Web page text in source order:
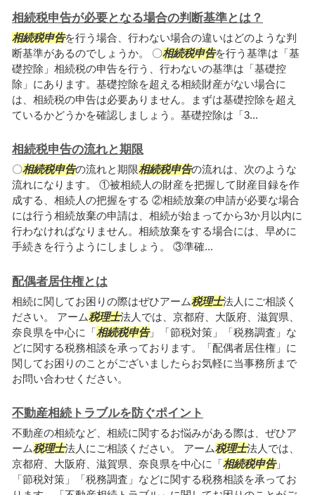
相続税申告が必要となる場合の判断基準とは？
相続税申告を行う場合、行わない場合の違いはどのような判
断基準があるのでしょうか。 〇相続税申告を行う基準は「基
礎控除」相続税の申告を行う、行わないの基準は「基礎控
除」にあります。基礎控除を超える相続財産がない場合に
は、相続税の申告は必要ありません。まずは基礎控除を超え
ているかどうかを確認しましょう。基礎控除は「3...
相続税申告の流れと期限
〇相続税申告の流れと期限相続税申告の流れは、次のような
流れになります。 ①被相続人の財産を把握して財産目録を作
成する、相続人の把握をする ②相続放棄の申請が必要な場合
には行う相続放棄の申請は、相続が始まってから3か月以内に
行わなければなりません。相続放棄をする場合には、早めに
手続きを行うようにしましょう。 ③準確...
配偶者居住権とは
相続に関してお困りの際はぜひアーム税理士法人にご相談く
ださい。 アーム税理士法人では、京都府、大阪府、滋賀県、
奈良県を中心に「相続税申告」「節税対策」「税務調査」な
どに関する税務相談を承っております。「配偶者居住権」に
関してお困りのことがございましたらお気軽に当事務所まで
お問い合わせください。
不動産相続トラブルを防ぐポイント
不動産の相続など、相続に関するお悩みがある際は、ぜひア
ーム税理士法人にご相談ください。 アーム税理士法人では、
京都府、大阪府、滋賀県、奈良県を中心に「相続税申告」
「節税対策」「税務調査」などに関する税務相談を承ってお